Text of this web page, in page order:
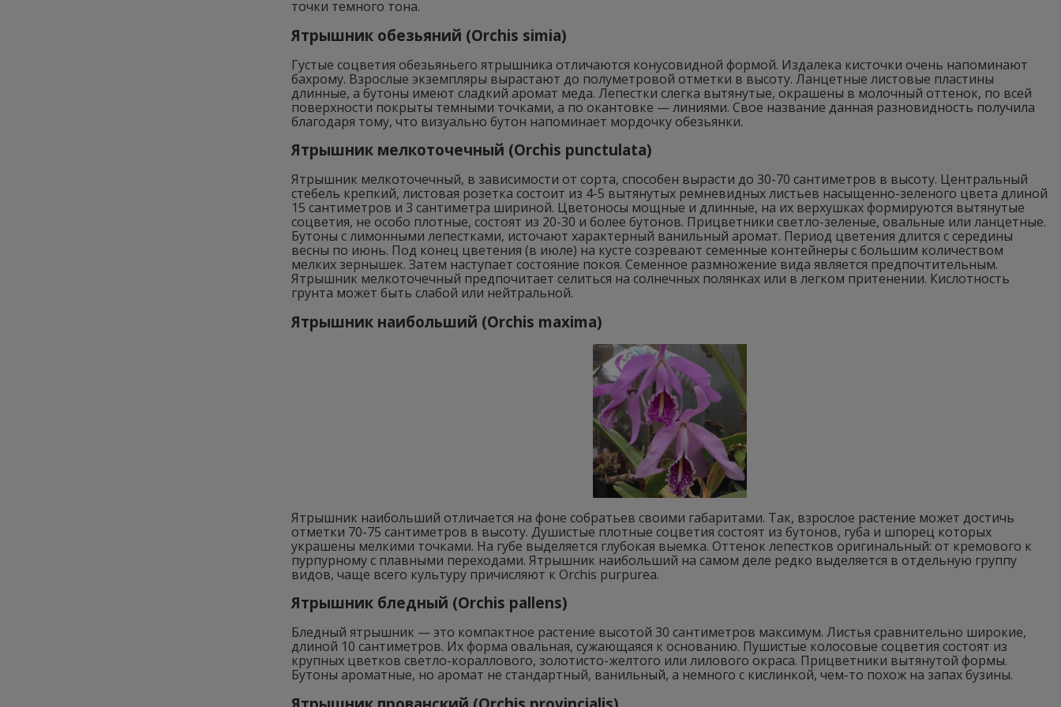
точки темного тона.
Ятрышник обезьяний (Orchis simia)
Густые соцветия обезьяньего ятрышника отличаются конусовидной формой. Издалека кисточки очень напоминают
бахрому. Взрослые экземпляры вырастают до полуметровой отметки в высоту. Ланцетные листовые пластины
длинные, а бутоны имеют сладкий аромат меда. Лепестки слегка вытянутые, окрашены в молочный оттенок, по всей
поверхности покрыты темными точками, а по окантовке — линиями. Свое название данная разновидность получила
благодаря тому, что визуально бутон напоминает мордочку обезьянки.
Ятрышник мелкоточечный (Orchis punctulata)
Ятрышник мелкоточечный, в зависимости от сорта, способен вырасти до 30-70 сантиметров в высоту. Центральный
стебель крепкий, листовая розетка состоит из 4-5 вытянутых ремневидных листьев насыщенно-зеленого цвета длиной
15 сантиметров и 3 сантиметра шириной. Цветоносы мощные и длинные, на их верхушках формируются вытянутые
соцветия, не особо плотные, состоят из 20-30 и более бутонов. Прицветники светло-зеленые, овальные или ланцетные.
Бутоны с лимонными лепестками, источают характерный ванильный аромат. Период цветения длится с середины
весны по июнь. Под конец цветения (в июле) на кусте созревают семенные контейнеры с большим количеством
мелких зернышек. Затем наступает состояние покоя. Семенное размножение вида является предпочтительным.
Ятрышник мелкоточечный предпочитает селиться на солнечных полянках или в легком притенении. Кислотность
грунта может быть слабой или нейтральной.
Ятрышник наибольший (Orchis maxima)
Ятрышник наибольший отличается на фоне собратьев своими габаритами. Так, взрослое растение может достичь
отметки 70-75 сантиметров в высоту. Душистые плотные соцветия состоят из бутонов, губа и шпорец которых
украшены мелкими точками. На губе выделяется глубокая выемка. Оттенок лепестков оригинальный: от кремового к
пурпурному с плавными переходами. Ятрышник наибольший на самом деле редко выделяется в отдельную группу
видов, чаще всего культуру причисляют к Orchis purpurea.
Ятрышник бледный (Orchis pallens)
Бледный ятрышник — это компактное растение высотой 30 сантиметров максимум. Листья сравнительно широкие,
длиной 10 сантиметров. Их форма овальная, сужающаяся к основанию. Пушистые колосовые соцветия состоят из
крупных цветков светло-кораллового, золотисто-желтого или лилового окраса. Прицветники вытянутой формы.
Бутоны ароматные, но аромат не стандартный, ванильный, а немного с кислинкой, чем-то похож на запах бузины.